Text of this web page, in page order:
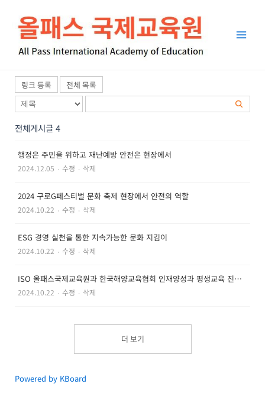
Menu
링크 등록 전체 목록
전체게시글 4
행정은 주민을 위하고 재난예방 안전은 현장에서
2024.12.05 ‧ 수정 ‧ 삭제
2024 구로G페스티벌 문화 축제 현장에서 안전의 역할
2024.10.22 ‧ 수정 ‧ 삭제
ESG 경영 실천을 통한 지속가능한 문화 지킴이
2024.10.22 ‧ 수정 ‧ 삭제
ISO 올패스국제교육원과 한국해양교육협회 인재양성과 평생교육 진흥을 위한 전략적 업무 협약식 체결
2024.10.22 ‧ 수정 ‧ 삭제
더 보기
Powered by KBoard